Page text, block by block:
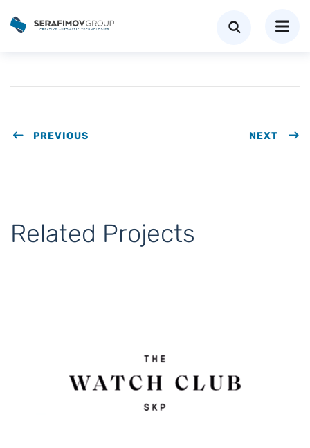
PREVIOUS NEXT
Related Projects